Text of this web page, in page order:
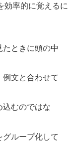
効率的に覚えるに
たときに頭の中
文と合わせて
込むのではな
グループ化して